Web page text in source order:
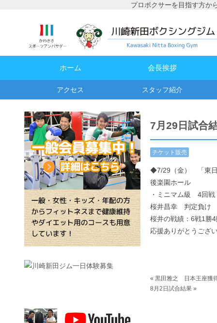
プロボクサーを目指す方か
ホーム 会長挨拶
アクセス スタッフ紹介
7月29日試合
チケット販売
定・結果
◆7/29（金） 「東日
後楽園ホール
・ミニマム級 4回戦
桜井昌幸 判定負け
桜井の戦績：6戦1勝
応援ありがとうござ
« 黒田雅之 日本王座獲
8月2日試合結果 »